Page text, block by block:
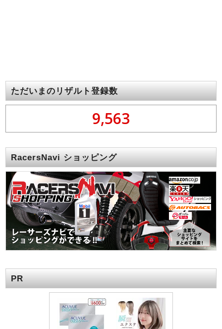
ただいまのリザルト登録数
9,563
RacersNavi ショッピング
PR